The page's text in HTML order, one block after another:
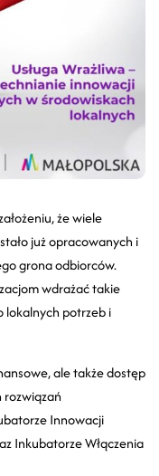
że wiele
już opracowanych i
grona odbiorców.
wdrażać takie
lokalnych potrzeb i
ale także dostęp
Innowacji
Inkubatorze Włączenia